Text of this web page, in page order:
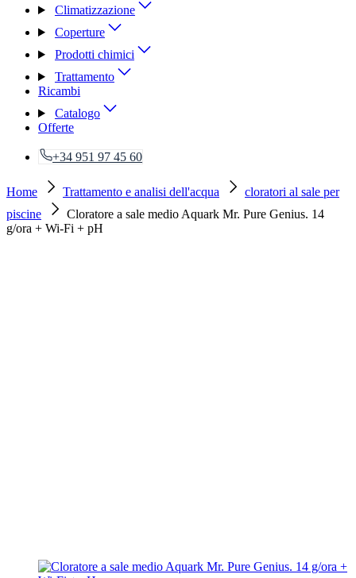
Climatizzazione
Coperture
Prodotti chimici
Trattamento
Ricambi
Catalogo
Offerte
+34 951 97 45 60
Home Trattamento e analisi dell'acqua
cloratori al sale per
piscine
Cloratore a sale medio Aquark Mr. Pure Genius. 14
g/ora + Wi-Fi + pH